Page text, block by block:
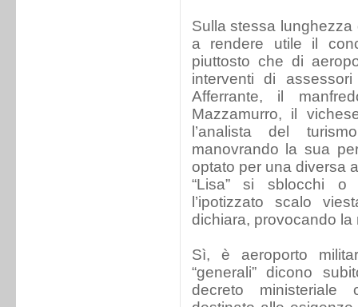
Sulla stessa lunghezza
a rendere utile il
piuttosto che di
interventi di
Afferrante, il
Mazzamurro, il
l’analista del
manovrando la sua
optato per una diversa
“Lisa” si sblocchi
l’ipotizzato scalo
dichiara, provocando la
Sì, è aeroporto
“generali” dicono
decreto ministeriale